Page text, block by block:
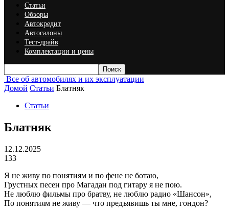
Статьи
Обзоры
Автокредит
Автосалоны
Тест-драйв
Комплектации и цены
Все об автомобилях и их эксплуатации
Домой Статьи Блатняк
Статьи
Блатняк
12.12.2025
133
Я не живу по понятиям и по фене не ботаю,
Грустных песен про Магадан под гитару я не пою.
Не люблю фильмы про братву, не люблю радио «Шансон»,
По понятиям не живу — что предъявишь ты мне, гондон?